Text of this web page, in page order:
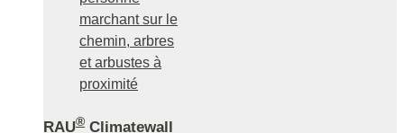
RAU® Climatewall